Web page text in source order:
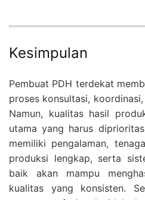
Kesimpulan
Pembuat PDH terdekat
proses konsultasi,
Namun, kualitas hasil
utama yang harus
memiliki pengalaman,
produksi lengkap, serta
baik akan mampu
kualitas yang konsisten.